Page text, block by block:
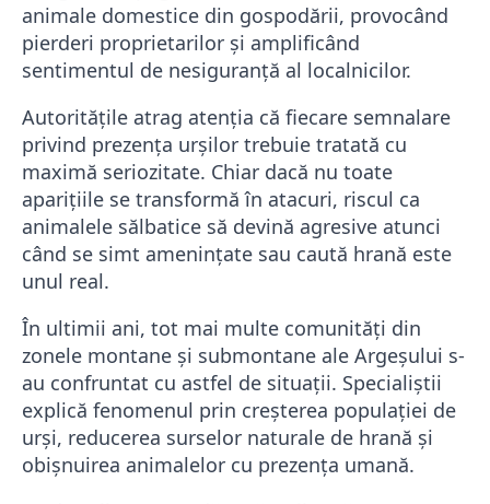
animale domestice din gospodării, provocând
pierderi proprietarilor și amplificând
sentimentul de nesiguranță al localnicilor.
Autoritățile atrag atenția că fiecare semnalare
privind prezența urșilor trebuie tratată cu
maximă seriozitate. Chiar dacă nu toate
aparițiile se transformă în atacuri, riscul ca
animalele sălbatice să devină agresive atunci
când se simt amenințate sau caută hrană este
unul real.
În ultimii ani, tot mai multe comunități din
zonele montane și submontane ale Argeșului s-
au confruntat cu astfel de situații. Specialiștii
explică fenomenul prin creșterea populației de
urși, reducerea surselor naturale de hrană și
obișnuirea animalelor cu prezența umană.